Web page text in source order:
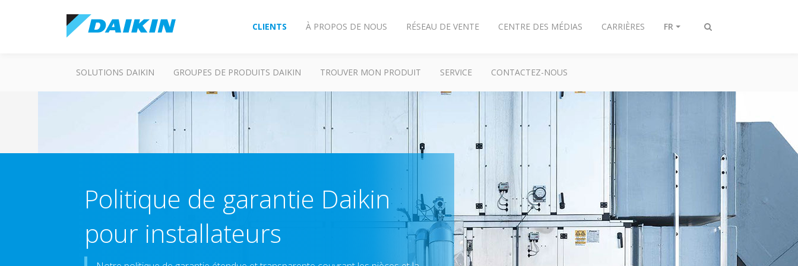
Afficher/masquer
CLIENTS À PROPOS DE NOUS RÉSEAU DE VENTE CENTRE DES MÉDIAS CARRIÈRES FR
SOLUTIONS DAIKIN GROUPES DE PRODUITS DAIKIN TROUVER MON PRODUIT SERVICE CONTACTEZ-NOUS
Politique de garantie Daikin
pour installateurs